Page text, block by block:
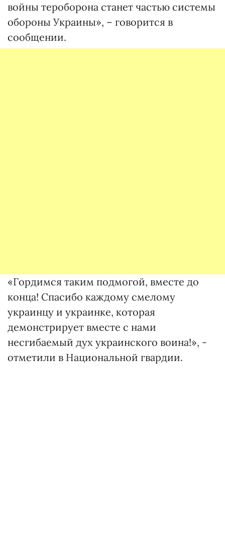
войны тероборона станет частью системы
обороны Украины», – говорится в
сообщении.
«Гордимся таким подмогой, вместе до
конца! Спасибо каждому смелому
украинцу и украинке, которая
демонстрирует вместе с нами
несгибаемый дух украинского воина!», -
отметили в Национальной гвардии.